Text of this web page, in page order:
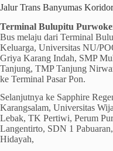
Jalur Trans Banyumas
Terminal Bulupitu
Bus melaju dari Terminal
Keluarga, Universitas NU/
Griya Karang Indah, SMP
Tanjung, TMP Tanjung
ke Terminal Pasar Pon.
Selanjutnya ke Sapphire
Karangsalam, Universitas
Lebak, TK Pertiwi, Perum
Langentirto, SDN 1
Hidayah,